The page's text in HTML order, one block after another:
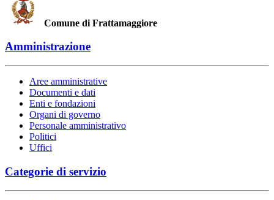
Comune di Frattamaggiore
Amministrazione
Aree amministrative
Documenti e dati
Enti e fondazioni
Organi di governo
Personale amministrativo
Politici
Uffici
Categorie di servizio